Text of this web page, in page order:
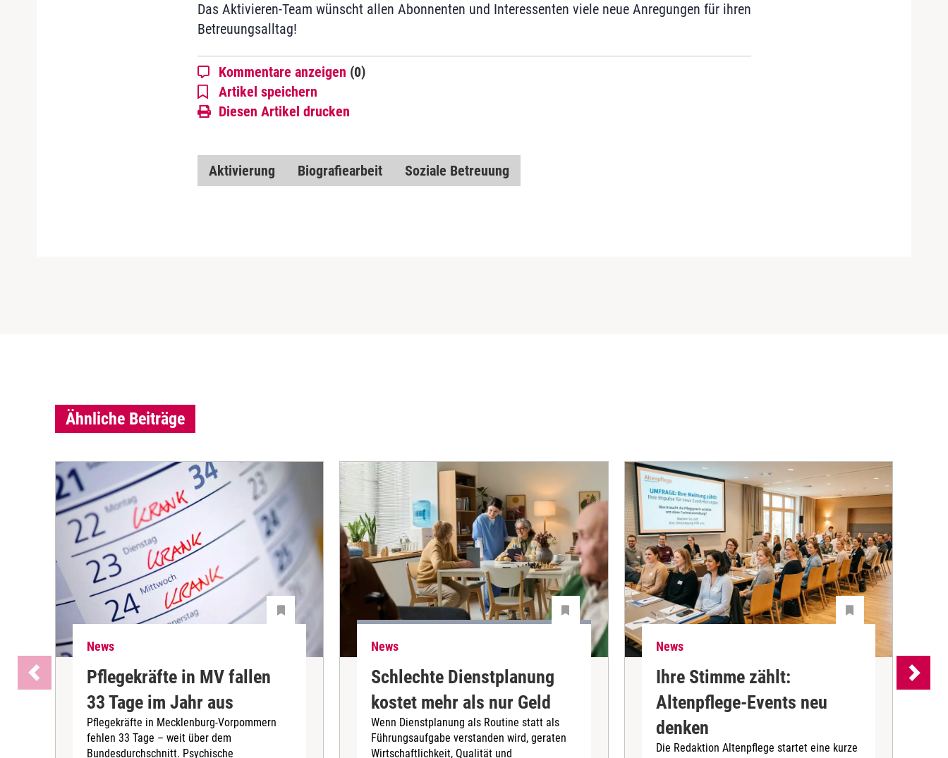
Das Aktivieren-Team wünscht allen Abonnenten und Interessenten viele neue Anregungen für ihren
Betreuungsalltag!
Kommentare anzeigen (0)
Artikel speichern
Diesen Artikel drucken
Aktivierung Biografiearbeit Soziale Betreuung
Ähnliche Beiträge
News
Pflegekräfte in MV fallen
33 Tage im Jahr aus
Pflegekräfte in Mecklenburg-Vorpommern
fehlen 33 Tage – weit über dem
Bundesdurchschnitt. Psychische
News
Schlechte Dienstplanung
kostet mehr als nur Geld
Wenn Dienstplanung als Routine statt als
Führungsaufgabe verstanden wird, geraten
Wirtschaftlichkeit, Qualität und
News
Ihre Stimme zählt:
Altenpflege-Events neu
denken
Die Redaktion Altenpflege startet eine kurze